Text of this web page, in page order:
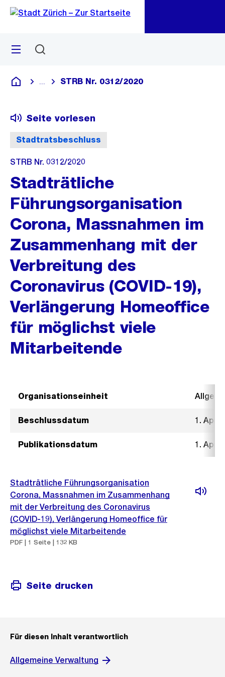
Navigation
Sprunglink
Menü
Deutsch
Blende alle Breadcrumbs ein
STRB Nr. 0312/2020
Stadtratsbeschluss
Seite vorlesen
STRB Nr. 0312/2020
Stadträtliche
Führungsorganisation
Corona, Massnahmen im
Zusammenhang mit der
Verbreitung des
Coronavirus (COVID-19),
Verlängerung Homeoffice
für möglichst viele
Mitarbeitende
Organisationseinheit
Beschlussdatum 1. April
Publikationsdatum 1. April
Stadträtliche Führungsorganisation
Corona, Massnahmen im Zusammenhang
mit der Verbreitung des Coronavirus
(COVID-19), Verlängerung Homeoffice für
möglichst viele Mitarbeitende
PDF | 1 Seite | 132 KB
Seite drucken
Für diesen Inhalt verantwortlich
Allgemeine Verwaltung